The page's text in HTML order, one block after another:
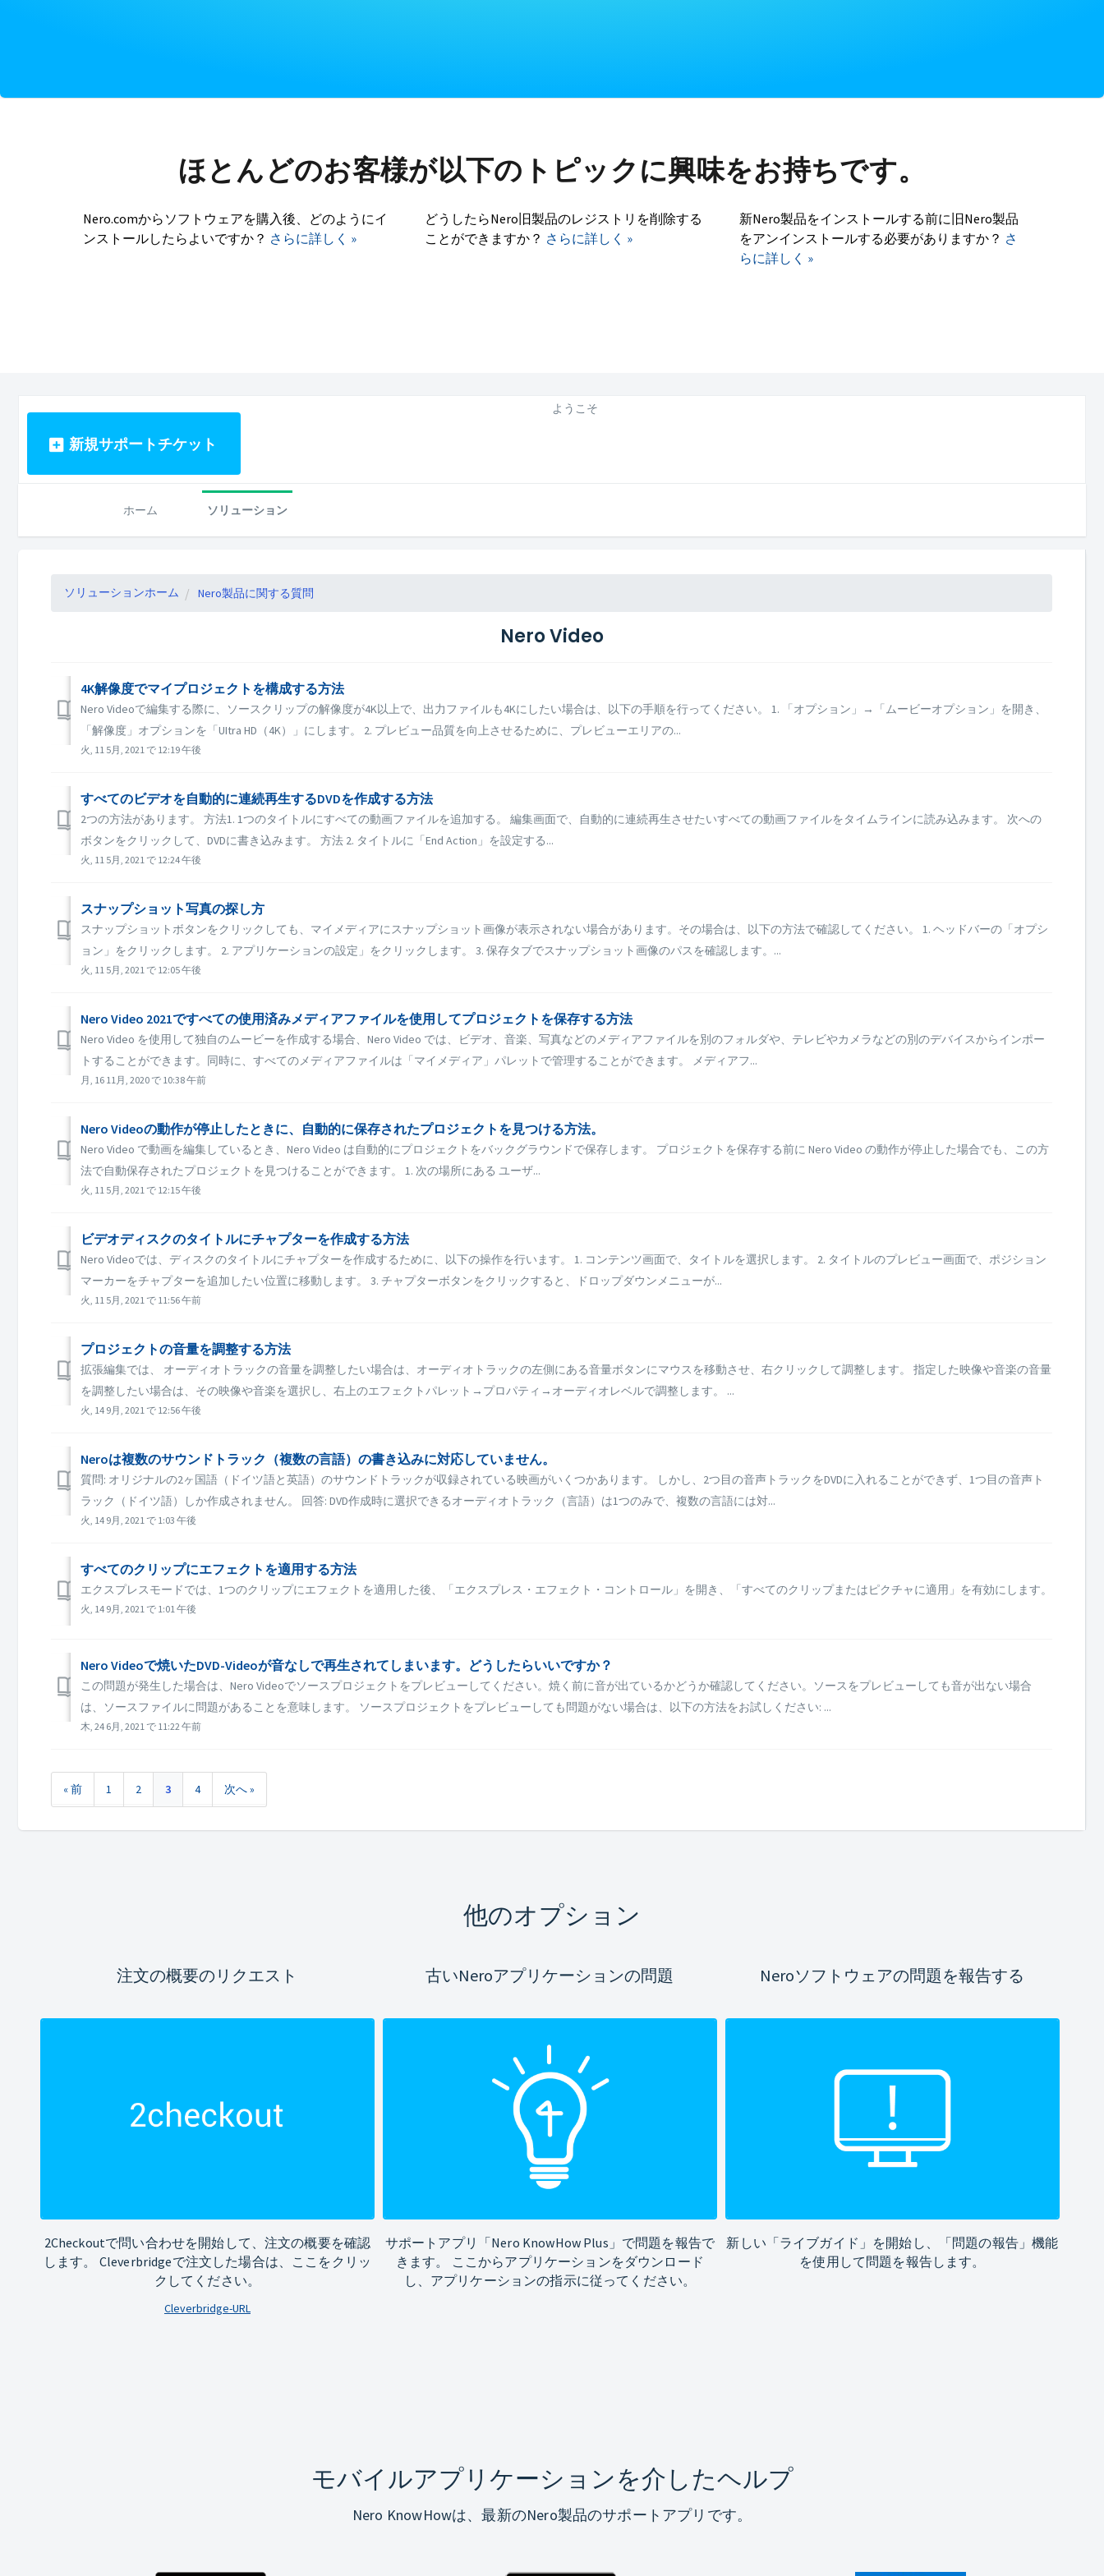
ほとんどのお客様が以下のトピックに興味をお持ちです。
Nero.comからソフトウェアを購入後、どのようにイ
ンストールしたらよいですか？ さらに詳しく »
どうしたらNero旧製品のレジストリを削除する
ことができますか？ さらに詳しく »
新Nero製品をインストールする前に旧Nero製品
をアンインストールする必要がありますか？ さ
らに詳しく »
新規サポートチケット
ようこそ
ホーム ソリューション
ソリューションホーム Nero製品に関する質問
Nero Video
4K解像度でマイプロジェクトを構成する方法
Nero Videoで編集する際に、ソースクリップの解像度が4K以上で、出力ファイルも4Kにしたい場合は、以下の手順を行ってください。 1. 「オプション」→「ムービーオプション」を開き、
「解像度」オプションを「UItra HD（4K）」にします。 2. プレビュー品質を向上させるために、プレビューエリアの...
火, 11 5月, 2021 で 12:19 午後
すべてのビデオを自動的に連続再生するDVDを作成する方法
2つの方法があります。 方法1. 1つのタイトルにすべての動画ファイルを追加する。 編集画面で、自動的に連続再生させたいすべての動画ファイルをタイムラインに読み込みます。 次への
ボタンをクリックして、DVDに書き込みます。 方法 2. タイトルに「End Action」を設定する...
火, 11 5月, 2021 で 12:24 午後
スナップショット写真の探し方
スナップショットボタンをクリックしても、マイメディアにスナップショット画像が表示されない場合があります。その場合は、以下の方法で確認してください。 1. ヘッドバーの「オプシ
ョン」をクリックします。 2. アプリケーションの設定」をクリックします。 3. 保存タブでスナップショット画像のパスを確認します。...
火, 11 5月, 2021 で 12:05 午後
Nero Video 2021ですべての使用済みメディアファイルを使用してプロジェクトを保存する方法
Nero Video を使用して独自のムービーを作成する場合、Nero Video では、ビデオ、音楽、写真などのメディアファイルを別のフォルダや、テレビやカメラなどの別のデバイスからインポー
トすることができます。同時に、すべてのメディアファイルは「マイメディア」パレットで管理することができます。 メディアフ...
月, 16 11月, 2020 で 10:38 午前
Nero Videoの動作が停止したときに、自動的に保存されたプロジェクトを見つける方法。
Nero Video で動画を編集しているとき、Nero Video は自動的にプロジェクトをバックグラウンドで保存します。 プロジェクトを保存する前に Nero Video の動作が停止した場合でも、この方
法で自動保存されたプロジェクトを見つけることができます。 1. 次の場所にある ユーザ...
火, 11 5月, 2021 で 12:15 午後
ビデオディスクのタイトルにチャプターを作成する方法
Nero Videoでは、ディスクのタイトルにチャプターを作成するために、以下の操作を行います。 1. コンテンツ画面で、タイトルを選択します。 2. タイトルのプレビュー画面で、ポジション
マーカーをチャプターを追加したい位置に移動します。 3. チャプターボタンをクリックすると、ドロップダウンメニューが...
火, 11 5月, 2021 で 11:56 午前
プロジェクトの音量を調整する方法
拡張編集では、 オーディオトラックの音量を調整したい場合は、オーディオトラックの左側にある音量ボタンにマウスを移動させ、右クリックして調整します。 指定した映像や音楽の音量
を調整したい場合は、その映像や音楽を選択し、右上のエフェクトパレット→プロパティ→オーディオレベルで調整します。 ...
火, 14 9月, 2021 で 12:56 午後
Neroは複数のサウンドトラック（複数の言語）の書き込みに対応していません。
質問: オリジナルの2ヶ国語（ドイツ語と英語）のサウンドトラックが収録されている映画がいくつかあります。 しかし、2つ目の音声トラックをDVDに入れることができず、1つ目の音声ト
ラック（ドイツ語）しか作成されません。 回答: DVD作成時に選択できるオーディオトラック（言語）は1つのみで、複数の言語には対...
火, 14 9月, 2021 で 1:03 午後
すべてのクリップにエフェクトを適用する方法
エクスプレスモードでは、1つのクリップにエフェクトを適用した後、「エクスプレス・エフェクト・コントロール」を開き、「すべてのクリップまたはピクチャに適用」を有効にします。
火, 14 9月, 2021 で 1:01 午後
Nero Videoで焼いたDVD-Videoが音なしで再生されてしまいます。どうしたらいいですか？
この問題が発生した場合は、Nero Videoでソースプロジェクトをプレビューしてください。焼く前に音が出ているかどうか確認してください。ソースをプレビューしても音が出ない場合
は、ソースファイルに問題があることを意味します。 ソースプロジェクトをプレビューしても問題がない場合は、以下の方法をお試しください: ...
木, 24 6月, 2021 で 11:22 午前
« 前 1 2 3 4 次へ »
他のオプション
注文の概要のリクエスト
2Checkoutで問い合わせを開始して、注文の概要を確認
します。 Cleverbridgeで注文した場合は、ここをクリッ
クしてください。
Cleverbridge-URL
古いNeroアプリケーションの問題
サポートアプリ「Nero KnowHow Plus」で問題を報告で
きます。 ここからアプリケーションをダウンロード
し、アプリケーションの指示に従ってください。
Neroソフトウェアの問題を報告する
新しい「ライブガイド」を開始し、「問題の報告」機能
を使用して問題を報告します。
モバイルアプリケーションを介したヘルプ
Nero KnowHowは、最新のNero製品のサポートアプリです。